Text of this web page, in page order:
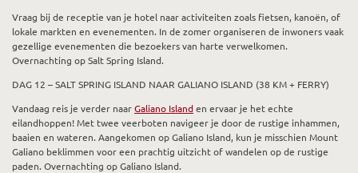
Vraag bij de receptie van je hotel naar activiteiten zoals fietsen, kanoën, of
lokale markten en evenementen. In de zomer organiseren de inwoners vaak
gezellige evenementen die bezoekers van harte verwelkomen.
Overnachting op Salt Spring Island.
DAG 12 – SALT SPRING ISLAND NAAR GALIANO ISLAND (38 KM + FERRY)
Vandaag reis je verder naarGaliano Islanden ervaar je het echte
eilandhoppen! Met twee veerboten navigeer je door de rustige inhammen,
baaien en wateren. Aangekomen op Galiano Island, kun je misschien Mount
Galiano beklimmen voor een prachtig uitzicht of wandelen op de rustige
paden. Overnachting op Galiano Island.